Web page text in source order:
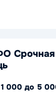
Срочная
000 до 5